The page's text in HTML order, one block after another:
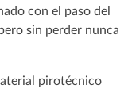
con el paso del
sin perder nunca
pirotécnico